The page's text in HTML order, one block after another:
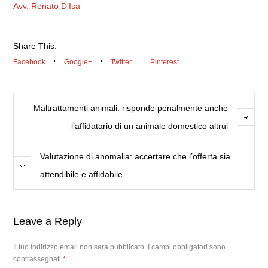
Avv. Renato D’Isa
Share This:
Facebook Google+ Twitter Pinterest
Maltrattamenti animali: risponde penalmente anche
l’affidatario di un animale domestico altrui
Valutazione di anomalia: accertare che l’offerta sia
attendibile e affidabile
Leave a Reply
Il tuo indirizzo email non sarà pubblicato.
I campi obbligatori sono
contrassegnati*